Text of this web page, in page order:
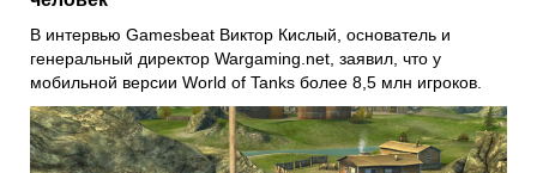
В интервью Gamesbeat Виктор Кислый, основатель и
генеральный директор Wargaming.net, заявил, что у
мобильной версии World of Tanks более 8,5 млн игроков.